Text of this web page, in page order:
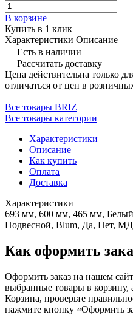
В корзине
Купить в 1 клик
Характеристики Описание
Есть в наличии
Рассчитать доставку
Цена действительна только
отличаться от цен в
Все товары BRIZ
Все товары категории
Характеристики
Описание
Как купить
Оплата
Доставка
Характеристики
693 мм, 600 мм, 465 мм, Белый
Подвесной, Blum, Да, Нет,
Как оформить
Оформить заказ на нашем
выбранные товары в корзину,
Корзина, проверьте
нажмите кнопку «Оформить